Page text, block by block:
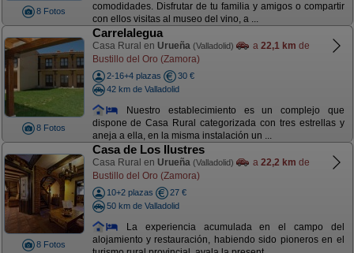
8 Fotos
comodidades. Disfrutar de tu familia y amigos o compartir
con ellos visitas al museo del vino, a ...
8 Fotos
Carrelalegua
Casa Rural en Urueña (Valladolid) a 22,1 km de
Bustillo del Oro (Zamora)
2-16+4 plazas
30 €
42 km de Valladolid
Nuestro establecimiento es un complejo que
dispone de Casa Rural categorizada con tres estrellas y
aneja a ella, en la misma instalación un ...
8 Fotos
Casa de Los Ilustres
Casa Rural en Urueña (Valladolid) a 22,2 km de
Bustillo del Oro (Zamora)
10+2 plazas
27 €
50 km de Valladolid
La experiencia acumulada en el campo del
alojamiento y restauración, habiendo sido pioneros en el